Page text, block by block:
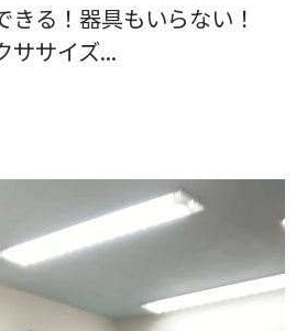
きる！器具もいらない！
ササイズ...